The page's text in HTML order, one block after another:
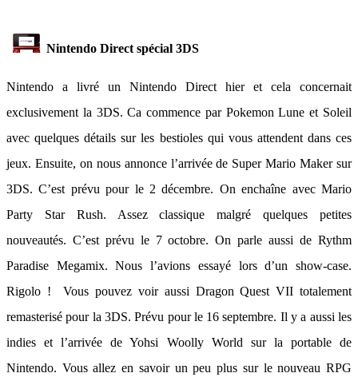
Nintendo Direct spécial 3DS
Nintendo a livré un Nintendo Direct hier et cela concernait
exclusivement la 3DS. Ca commence par Pokemon Lune et Soleil
avec quelques détails sur les bestioles qui vous attendent dans ces
jeux. Ensuite, on nous annonce l’arrivée de Super Mario Maker sur
3DS. C’est prévu pour le 2 décembre. On enchaîne avec Mario
Party Star Rush. Assez classique malgré quelques petites
nouveautés. C’est prévu le 7 octobre. On parle aussi de Rythm
Paradise Megamix. Nous l’avions essayé lors d’un show-case.
Rigolo ! Vous pouvez voir aussi Dragon Quest VII totalement
remasterisé pour la 3DS. Prévu pour le 16 septembre. Il y a aussi les
indies et l’arrivée de Yohsi Woolly World sur la portable de
Nintendo. Vous allez en savoir un peu plus sur le nouveau RPG